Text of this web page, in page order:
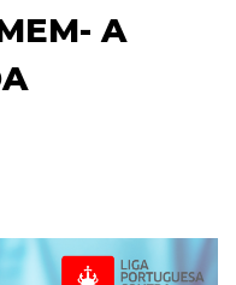
A